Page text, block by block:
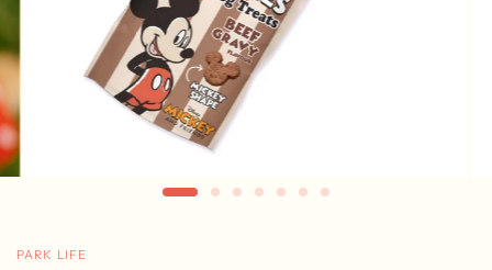
PARK LIFE